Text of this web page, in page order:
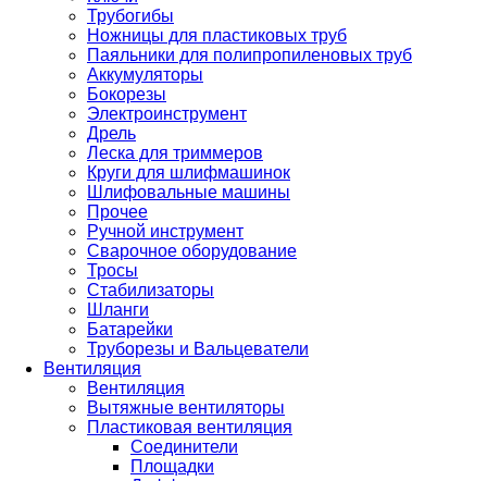
Трубогибы
Ножницы для пластиковых труб
Паяльники для полипропиленовых труб
Аккумуляторы
Бокорезы
Электроинструмент
Дрель
Леска для триммеров
Круги для шлифмашинок
Шлифовальные машины
Прочее
Ручной инструмент
Сварочное оборудование
Тросы
Стабилизаторы
Шланги
Батарейки
Труборезы и Вальцеватели
Вентиляция
Вентиляция
Вытяжные вентиляторы
Пластиковая вентиляция
Соединители
Площадки